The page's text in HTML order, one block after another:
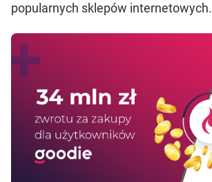
popularnych sklepów internetowych.